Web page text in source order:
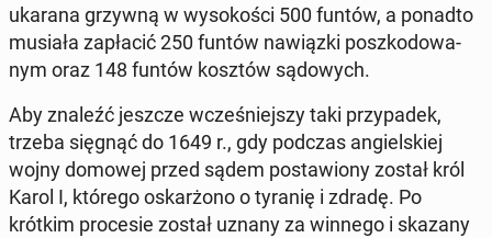
ukarana grzywną w wy­so­ko­ści 500 funtów, a ponadto
musiała za­pła­cić 250 funtów na­wiąz­ki po­szko­do­wa­
nym oraz 148 funtów kosztów są­do­wych.
Aby znaleźć jeszcze wcze­śniej­szy taki przy­pa­dek,
trzeba sięgnąć do 1649 r., gdy podczas an­giel­skiej
wojny domowej przed sądem po­sta­wio­ny został król
Karol I, którego oskar­żo­no o tyranię i zdradę. Po
krótkim pro­ce­sie został uznany za winnego i skazany